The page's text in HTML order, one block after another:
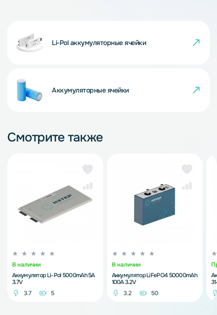
Li-Pol аккумуляторные ячейки
Аккумуляторные ячейки
Смотрите также
В наличии
Аккумулятор Li-Pol 5000mAh 5A
3.7V
3.7
5
В наличии
Аккумулятор LiFePO4 50000mAh
100A 3.2V
3.2
50